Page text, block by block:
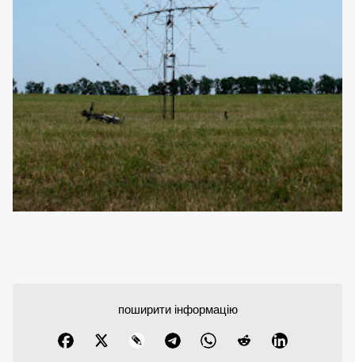
поширити інформацію